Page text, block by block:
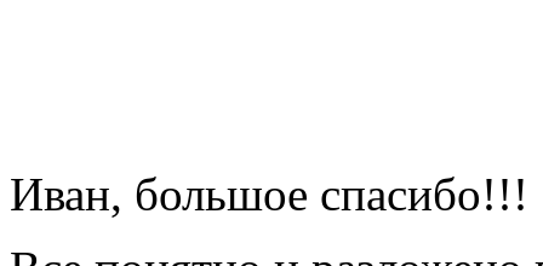
Иван, большое спасибо!!!